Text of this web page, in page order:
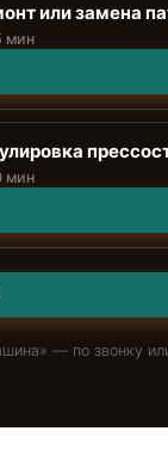
или замена
мин
мин
» — по звонку